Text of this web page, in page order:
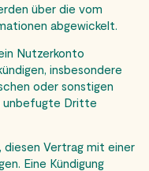
über die vom
abgewickelt.
Nutzerkonto
insbesondere
oder sonstigen
unbefugte Dritte
Vertrag mit einer
Eine Kündigung